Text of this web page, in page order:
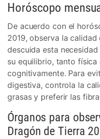
Horóscopo
De acuerdo con el
2019, observa la calidad
descuida esta
su equilibrio, tanto
cognitivamente. Para
digestiva, controla la
grasas y preferir las
Órganos para
Dragón de Tierra